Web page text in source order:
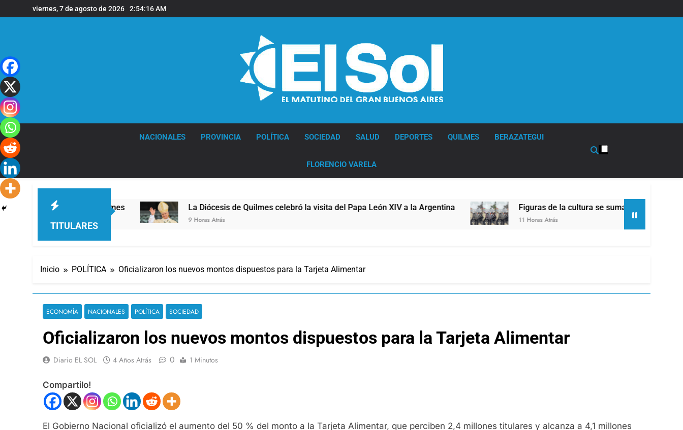
al
viernes, 7 de agosto de 2026 2:54:17 AM
NACIONALES PROVINCIA POLÍTICA SOCIEDAD SALUD DEPORTES QUILMES BERAZATEGUI
FLORENCIO VARELA
TITULARES
en la sede de Quilmes La Diócesis de Quilmes celebró la visita del Papa León XIV a la Argentina
9 Horas Atrás
Figuras de la cultura se sumaron a la marcha
11 Horas Atrás
Inicio POLÍTICA Oficializaron los nuevos montos dispuestos para la Tarjeta Alimentar
ECONOMÍA NACIONALES POLÍTICA SOCIEDAD
Oficializaron los nuevos montos dispuestos para la Tarjeta Alimentar
Diario EL SOL 4 Años Atrás 0 1 Minutos
Compartilo!
El Gobierno Nacional oficializó el aumento del 50 % del monto a la Tarjeta Alimentar, que perciben 2,4 millones titulares y alcanza a 4,1 millones